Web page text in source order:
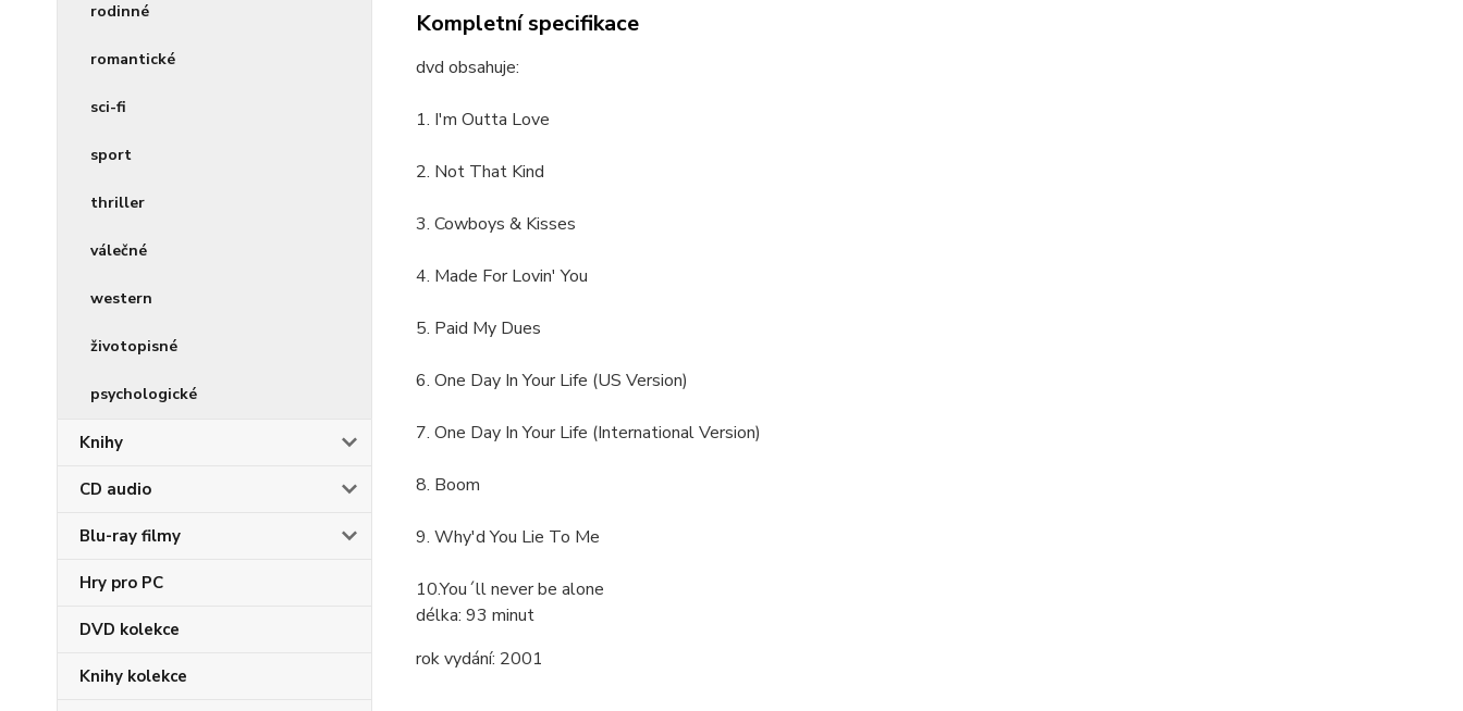
rodinné
romantické
sci-fi
sport
thriller
válečné
western
životopisné
psychologické
Knihy
CD audio
Blu-ray filmy
Hry pro PC
DVD kolekce
Knihy kolekce
Kompletní specifikace
dvd obsahuje:
1. I'm Outta Love
2. Not That Kind
3. Cowboys & Kisses
4. Made For Lovin' You
5. Paid My Dues
6. One Day In Your Life (US Version)
7. One Day In Your Life (International Version)
8. Boom
9. Why'd You Lie To Me
10.You´ll never be alone
délka: 93 minut
rok vydání: 2001